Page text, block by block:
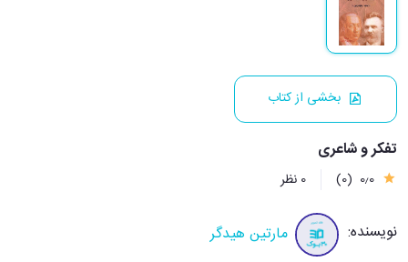
بخشی از کتاب
تفکر و شاعری
0٫0 (0) 0 نظر
نویسنده: مارتین هیدگر